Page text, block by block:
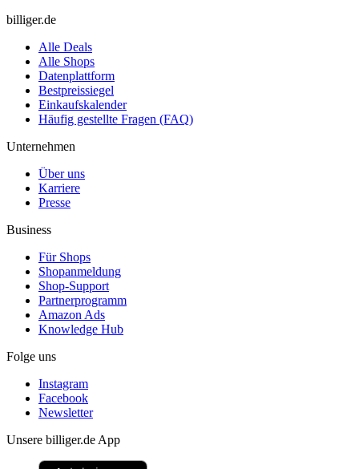
billiger.de
Alle Deals
Alle Shops
Datenplattform
Bestpreissiegel
Einkaufskalender
Häufig gestellte Fragen (FAQ)
Unternehmen
Über uns
Karriere
Presse
Business
Für Shops
Shopanmeldung
Shop-Support
Partnerprogramm
Amazon Ads
Knowledge Hub
Folge uns
Instagram
Facebook
Newsletter
Unsere billiger.de App